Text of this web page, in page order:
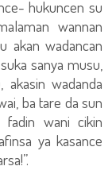
hukuncen su
wannan
akan wadancan
sanya musu,
wadanda
ba tare da sun
wani cikin
ya kasance